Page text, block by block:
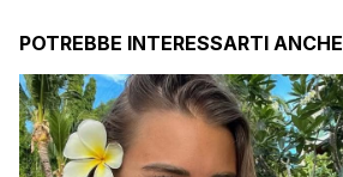
POTREBBE INTERESSARTI ANCHE